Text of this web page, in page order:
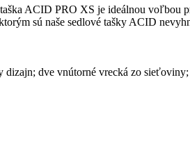
ACID PRO XS je ideálnou
sú naše sedlové tašky ACID
dizajn; dve vnútorné vrecká zo